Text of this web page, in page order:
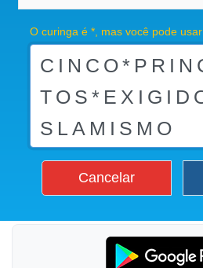
O curinga é *, mas você pode
Cancelar